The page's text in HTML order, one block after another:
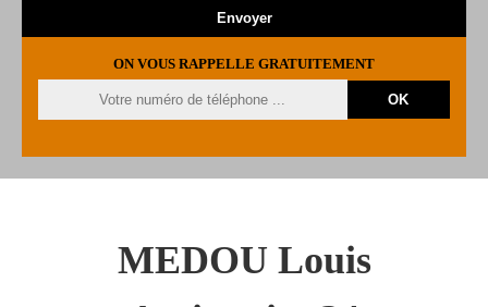
ON VOUS RAPPELLE GRATUITEMENT
MEDOU Louis